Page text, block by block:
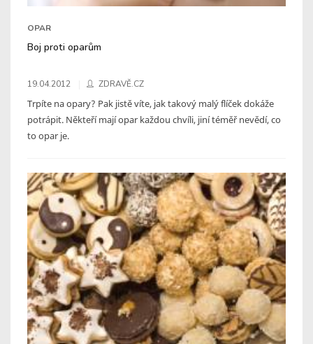
OPAR
Boj proti oparům
19.04.2012 ZDRAVĚ.CZ
Trpíte na opary? Pak jistě víte, jak takový malý flíček dokáže
potrápit. Někteří mají opar každou chvíli, jiní téměř nevědí, co
to opar je.